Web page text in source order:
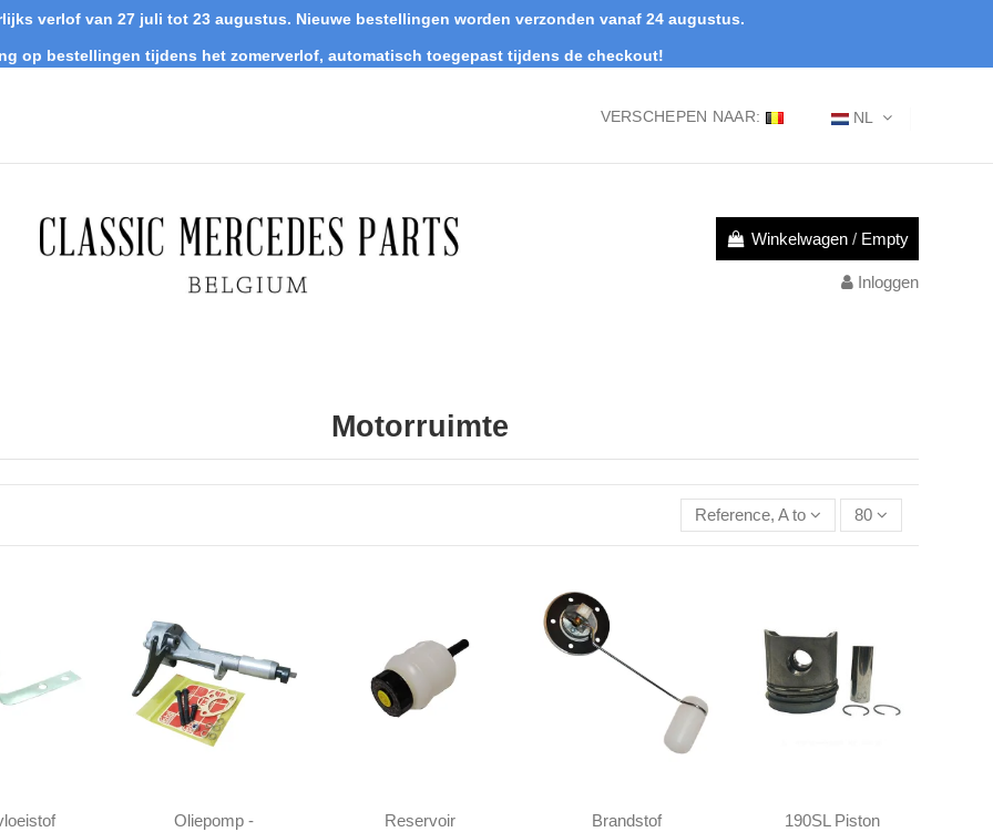
verlof van 27 juli tot 23 augustus. Nieuwe bestellingen worden verzonden vanaf 24 augustus.
op bestellingen tijdens het zomerverlof, automatisch toegepast tijdens de checkout!
NL
VERSCHEPEN NAAR:
Winkelwagen / Empty
Inloggen
Motorruimte
Reference, A to Z 80
Oliepomp -
Reservoir
Brandstof
190SL Piston